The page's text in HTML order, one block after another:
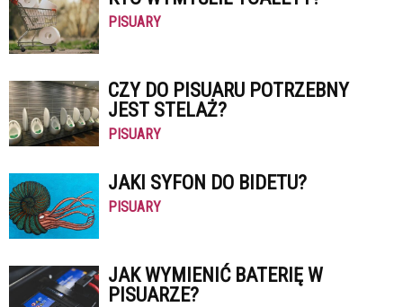
PISUARY
CZY DO PISUARU POTRZEBNY
JEST STELAŻ?
PISUARY
JAKI SYFON DO BIDETU?
PISUARY
JAK WYMIENIĆ BATERIĘ W
PISUARZE?